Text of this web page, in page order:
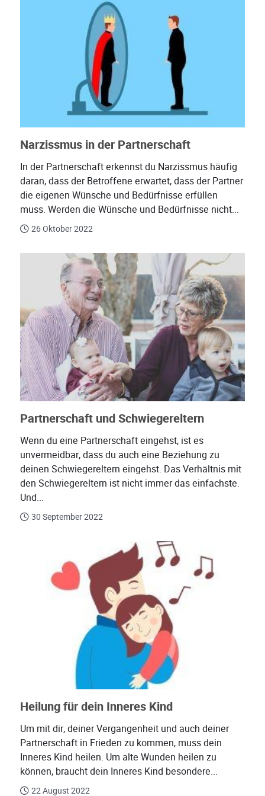
Narzissmus in der Partnerschaft
In der Partnerschaft erkennst du Narzissmus häufig
daran, dass der Betroffene erwartet, dass der Partner
die eigenen Wünsche und Bedürfnisse erfüllen
muss. Werden die Wünsche und Bedürfnisse nicht...
26 Oktober 2022
Partnerschaft und Schwiegereltern
Wenn du eine Partnerschaft eingehst, ist es
unvermeidbar, dass du auch eine Beziehung zu
deinen Schwiegereltern eingehst. Das Verhältnis mit
den Schwiegereltern ist nicht immer das einfachste.
Und...
30 September 2022
Heilung für dein Inneres Kind
Um mit dir, deiner Vergangenheit und auch deiner
Partnerschaft in Frieden zu kommen, muss dein
Inneres Kind heilen. Um alte Wunden heilen zu
können, braucht dein Inneres Kind besondere...
22 August 2022